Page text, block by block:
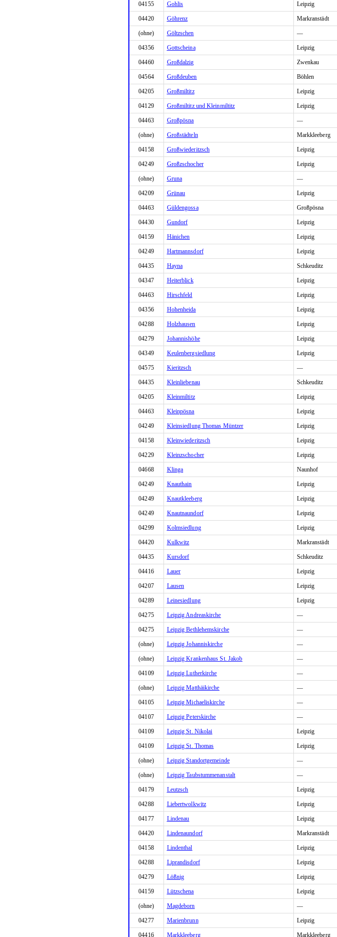
04155 Gohlis Leipzig
04420 Göhrenz Markranstädt
(ohne) Göltzschen —
04356 Gottscheina Leipzig
04460 Großdalzig Zwenkau
04564 Großdeuben Böhlen
04205 Großmiltitz Leipzig
04129 Großmiltitz und Kleinmiltitz Leipzig
04463 Großpösna —
(ohne) Großstädteln Markkleeberg
04158 Großwiederitzsch Leipzig
04249 Großzschocher Leipzig
(ohne) Gruna —
04209 Grünau Leipzig
04463 Güldengossa Großpösna
04430 Gundorf Leipzig
04159 Hänichen Leipzig
04249 Hartmannsdorf Leipzig
04435 Hayna Schkeuditz
04347 Heiterblick Leipzig
04463 Hirschfeld Leipzig
04356 Hohenheida Leipzig
04288 Holzhausen Leipzig
04279 Johannishöhe Leipzig
04349 Keulenbergsiedlung Leipzig
04575 Kieritzsch —
04435 Kleinliebenau Schkeuditz
04205 Kleinmiltitz Leipzig
04463 Kleinpösna Leipzig
04249 Kleinsiedlung Thomas Müntzer Leipzig
04158 Kleinwiederitzsch Leipzig
04229 Kleinzschocher Leipzig
04668 Klinga Naunhof
04249 Knauthain Leipzig
04249 Knautkleeberg Leipzig
04249 Knautnaundorf Leipzig
04299 Kolmsiedlung Leipzig
04420 Kulkwitz Markranstädt
04435 Kursdorf Schkeuditz
04416 Lauer Leipzig
04207 Lausen Leipzig
04289 Leinesiedlung Leipzig
04275 Leipzig Andreaskirche —
04275 Leipzig Bethlehemskirche —
(ohne) Leipzig Johanniskirche —
(ohne) Leipzig Krankenhaus St. Jakob —
04109 Leipzig Lutherkirche —
(ohne) Leipzig Matthäikirche —
04105 Leipzig Michaeliskirche —
04107 Leipzig Peterskirche —
04109 Leipzig St. Nikolai Leipzig
04109 Leipzig St. Thomas Leipzig
(ohne) Leipzig Standortgemeinde —
(ohne) Leipzig Taubstummenanstalt —
04179 Leutzsch Leipzig
04288 Liebertwolkwitz Leipzig
04177 Lindenau Leipzig
04420 Lindenaundorf Markranstädt
04158 Lindenthal Leipzig
04288 Liprandisdorf Leipzig
04279 Lößnig Leipzig
04159 Lützschena Leipzig
(ohne) Magdeborn —
04277 Marienbrunn Leipzig
04416 Markkleeberg Markkleeberg